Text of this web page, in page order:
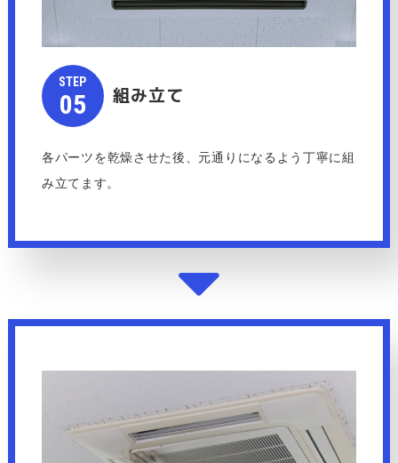
STEP​​​​​
​​​​​​​05 組み立て
各パーツを乾燥させた後、元通りになるよう丁寧に組
み立てます。